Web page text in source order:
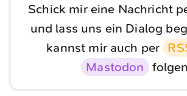
Schick mir eine Nachricht
und lass uns ein Dialog
kannst mir auch per
Mastodon